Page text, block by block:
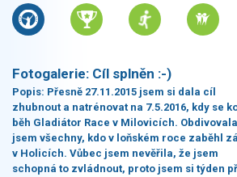
Fotogalerie: Cíl splněn :-)
Popis: Přesně 27.11.2015 jsem si dala cíl
zhubnout a natrénovat na 7.5.2016, kdy se
běh Gladiátor Race v Milovicích. Obdivovala
jsem všechny, kdo v loňském roce zaběhl
v Holicích. Vůbec jsem nevěřila, že jsem
schopná to zvládnout, proto jsem si týden